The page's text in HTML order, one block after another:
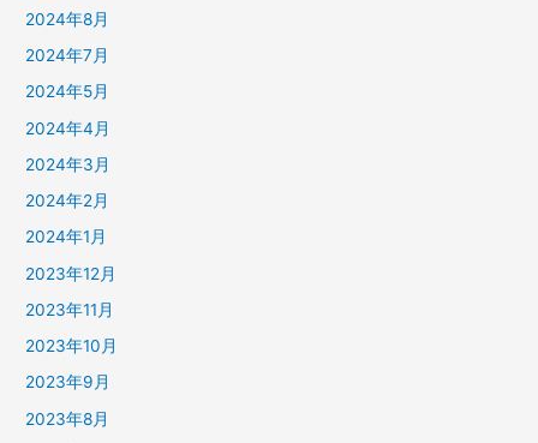
2024年8月
2024年7月
2024年5月
2024年4月
2024年3月
2024年2月
2024年1月
2023年12月
2023年11月
2023年10月
2023年9月
2023年8月